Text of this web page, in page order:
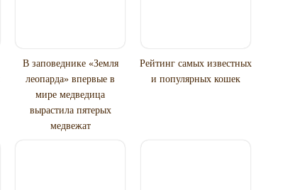
В заповеднике «Земля
леопарда» впервые в
мире медведица
вырастила пятерых
медвежат
Рейтинг самых известных
и популярных кошек